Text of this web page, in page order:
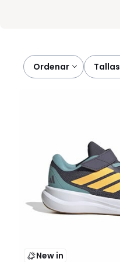
Ordenar
tallas
New in